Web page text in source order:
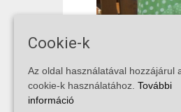
Cookie-k
Az oldal használatával hozzájárul
cookie-k használatához. További
információ